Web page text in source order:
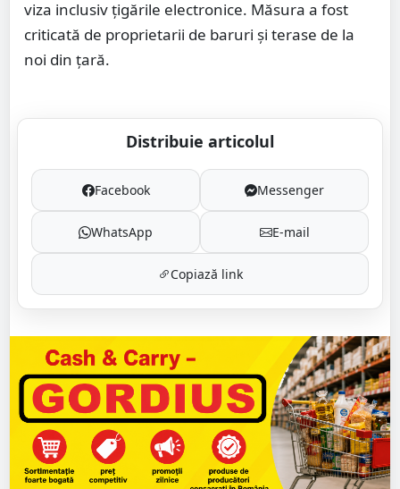
viza inclusiv țigările electronice. Măsura a fost
criticată de proprietarii de baruri și terase de la
noi din țară.
Distribuie articolul
Facebook Messenger
WhatsApp E-mail
Copiază link